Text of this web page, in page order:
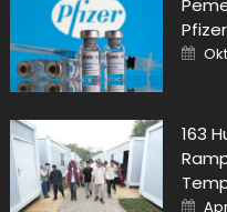
Pfizer
on
163